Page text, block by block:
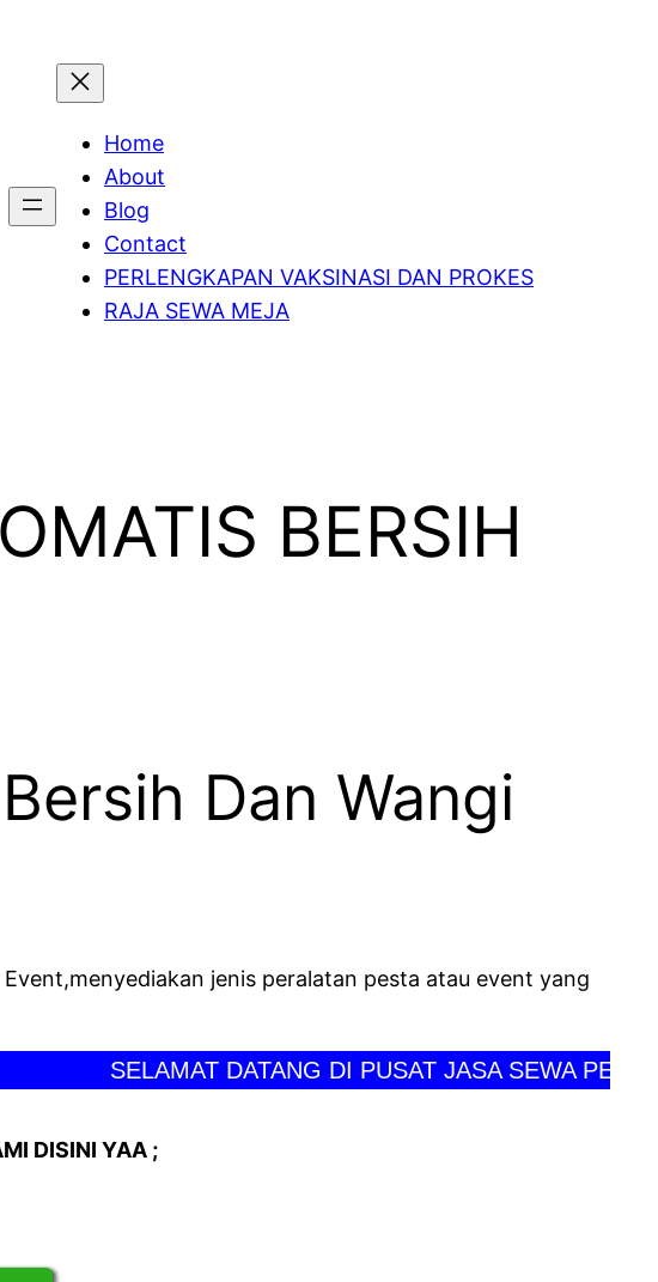
Home
About
Blog
Contact
PERLENGKAPAN VAKSINASI DAN PROKES
RAJA SEWA MEJA
BERSIH
Dan Wangi
jenis peralatan pesta atau event yang
SELAMAT DATANG DI PUSAT JASA SEWA
DISINI YAA ;